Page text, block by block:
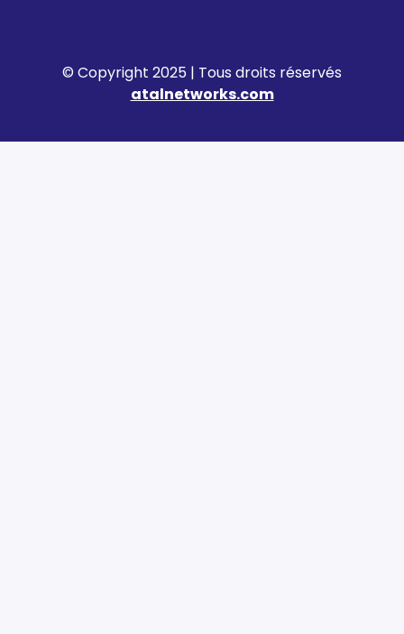
© Copyright 2025 | Tous droits réservés
atalnetworks.com